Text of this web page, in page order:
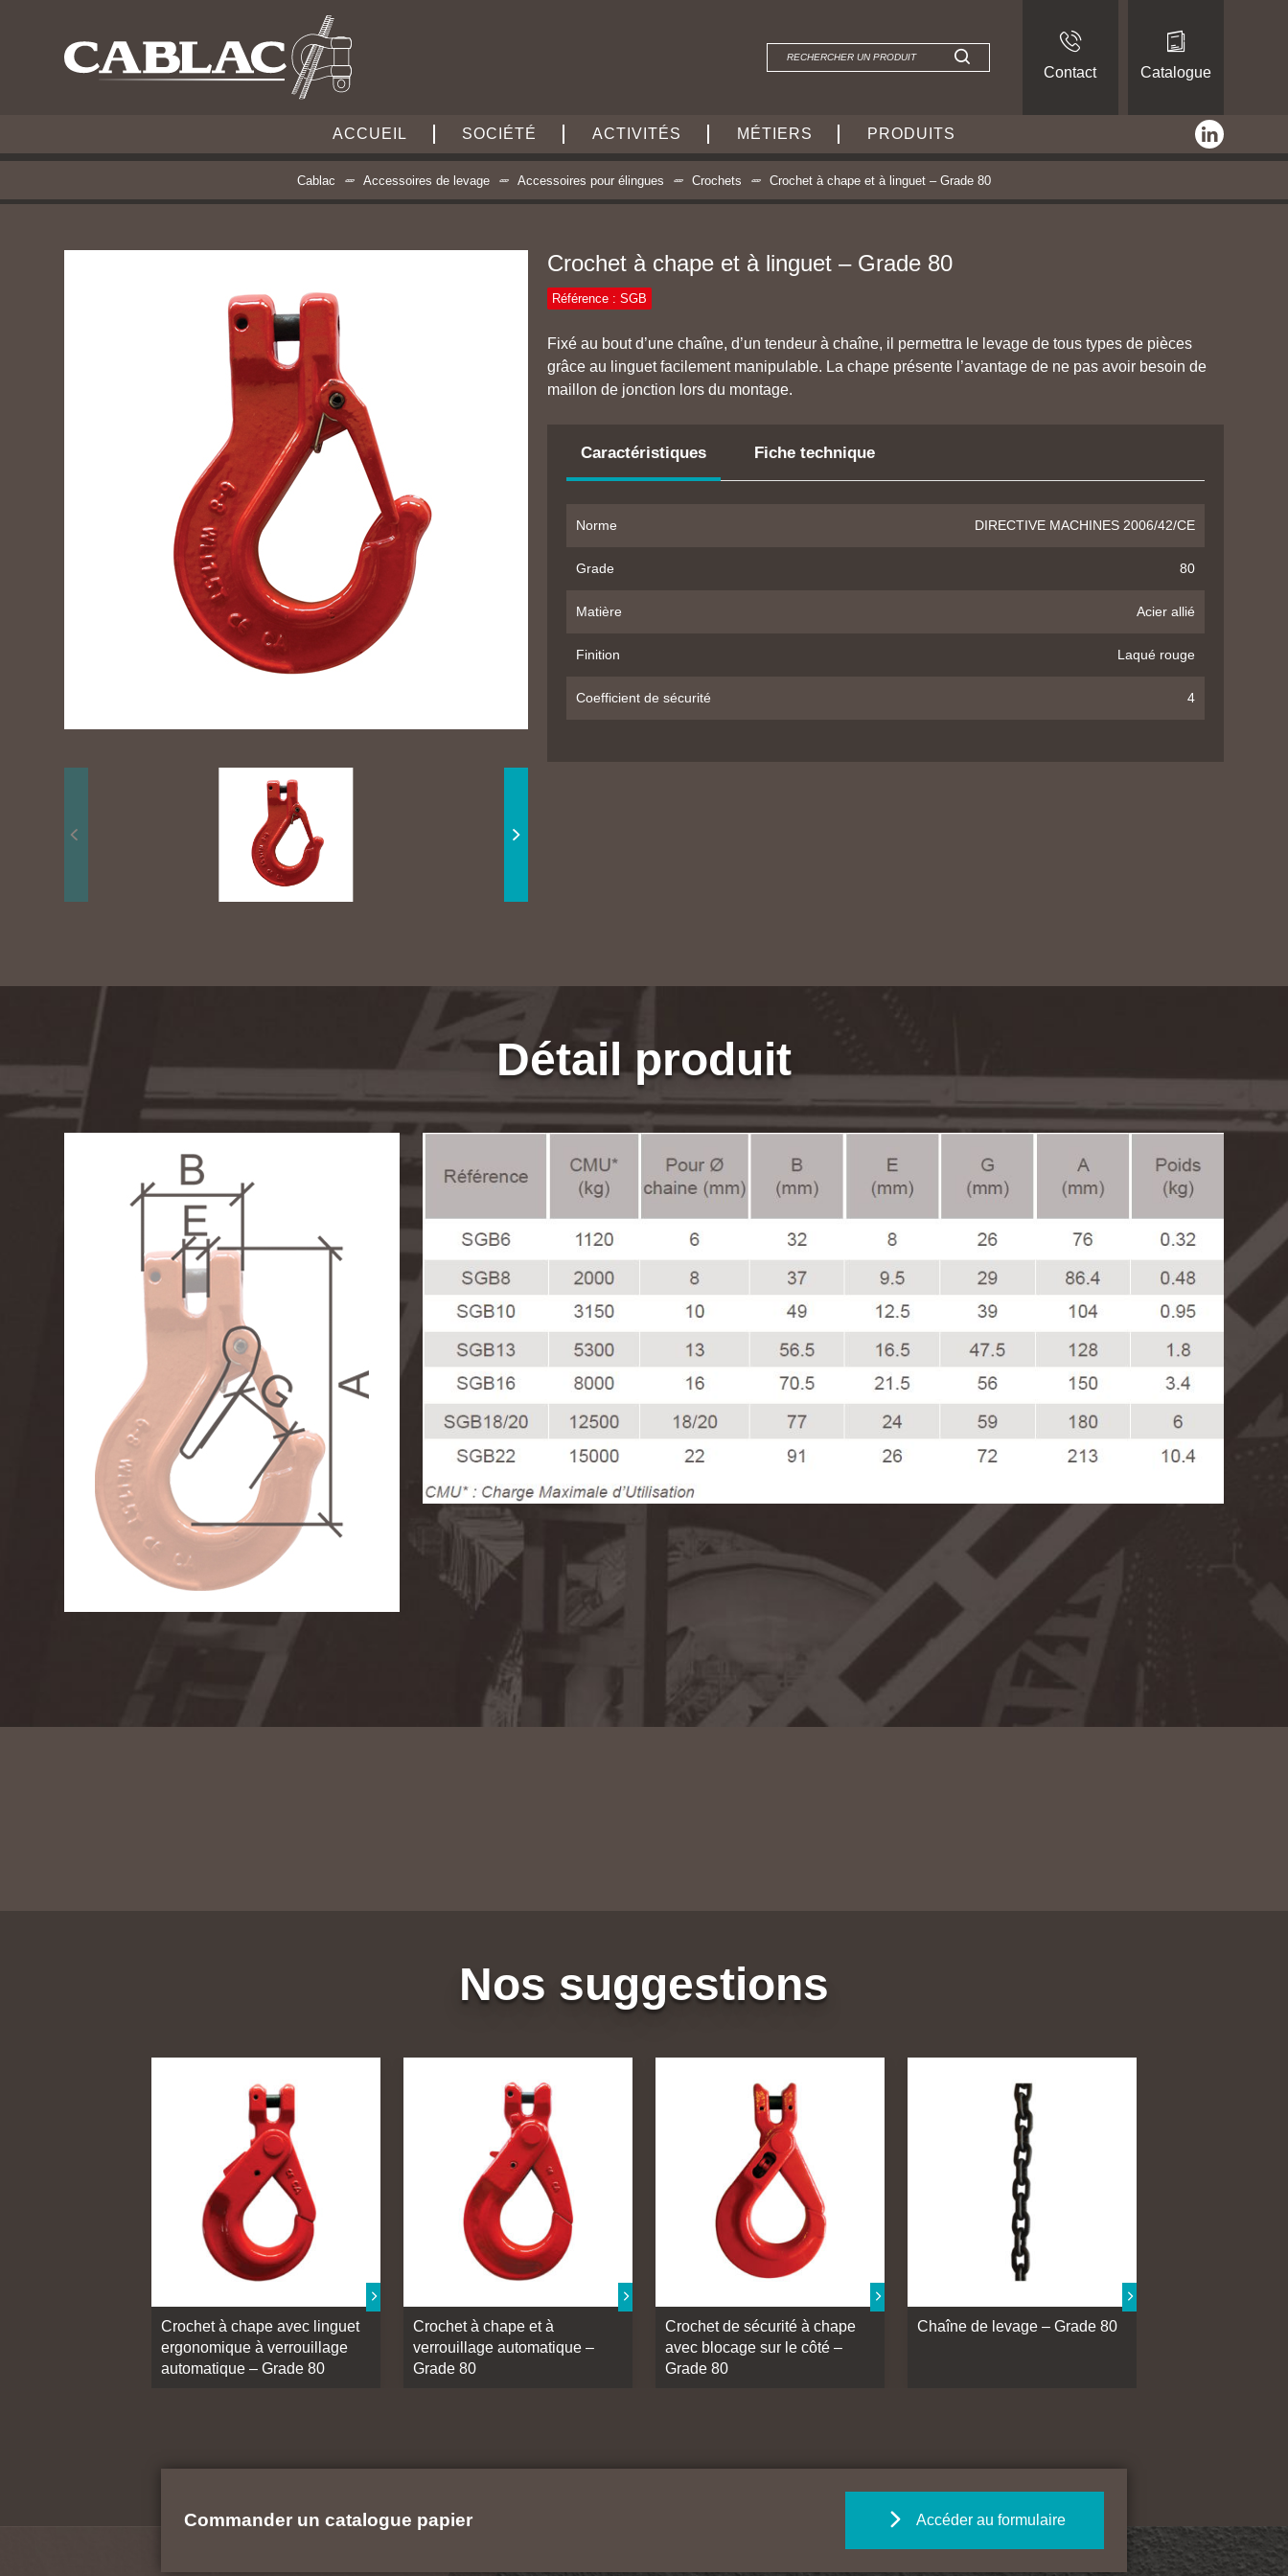
Contact Catalogue
ACCUEIL SOCIÉTÉ ACTIVITÉS MÉTIERS PRODUITS linkedin
Cablac Accessoires de levage Accessoires pour élingues Crochets Crochet à chape et à linguet – Grade 80
Crochet à chape et à linguet – Grade 80
Référence : SGB
Fixé au bout d’une chaîne, d’un tendeur à chaîne, il permettra le levage de tous types de pièces
grâce au linguet facilement manipulable. La chape présente l’avantage de ne pas avoir besoin de
maillon de jonction lors du montage.
Caractéristiques Fiche technique
Norme DIRECTIVE MACHINES 2006/42/CE
Grade 80
Matière Acier allié
Finition Laqué rouge
Coefficient de sécurité 4
Détail produit
Nos suggestions
Crochet à chape avec linguet
ergonomique à verrouillage
automatique – Grade 80
Crochet à chape et à
verrouillage automatique –
Grade 80
Crochet de sécurité à chape
avec blocage sur le côté –
Grade 80
Chaîne de levage – Grade 80
Commander un catalogue papier Accéder au formulaire